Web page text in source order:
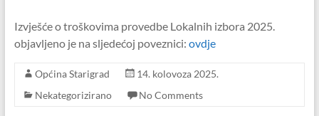
Izvješće o troškovima provedbe Lokalnih izbora 2025.
objavljeno je na sljedećoj poveznici: ovdje
Općina Starigrad
14. kolovoza 2025.
Nekategorizirano
No Comments